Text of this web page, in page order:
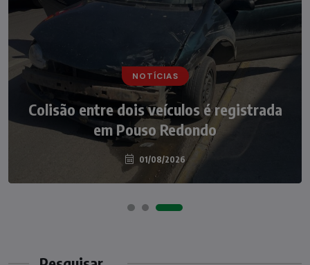
NOTÍCIAS
Colisão entre dois veículos é registrada
em Pouso Redondo
01/08/2026
NOTÍCIAS
Irmãos de 7 e 14 anos morrem
atropelados na BR-470 em Pouso
Redondo
04/08/2026